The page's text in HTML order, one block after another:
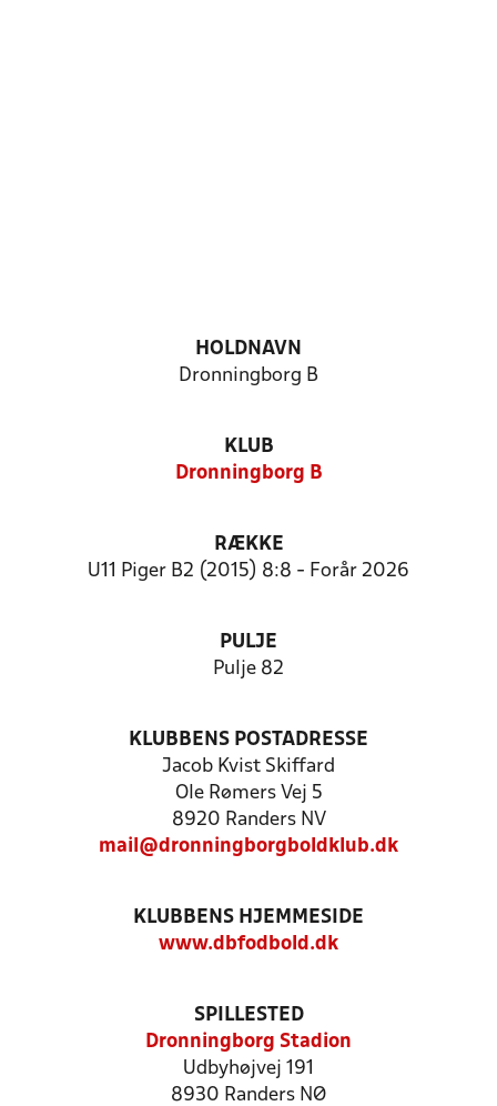
HOLDNAVN
Dronningborg B
KLUB
Dronningborg B
RÆKKE
U11 Piger B2 (2015) 8:8 - Forår 2026
PULJE
Pulje 82
KLUBBENS POSTADRESSE
Jacob Kvist Skiffard
Ole Rømers Vej 5
8920 Randers NV
mail@dronningborgboldklub.dk
KLUBBENS HJEMMESIDE
www.dbfodbold.dk
SPILLESTED
Dronningborg Stadion
Udbyhøjvej 191
8930 Randers NØ